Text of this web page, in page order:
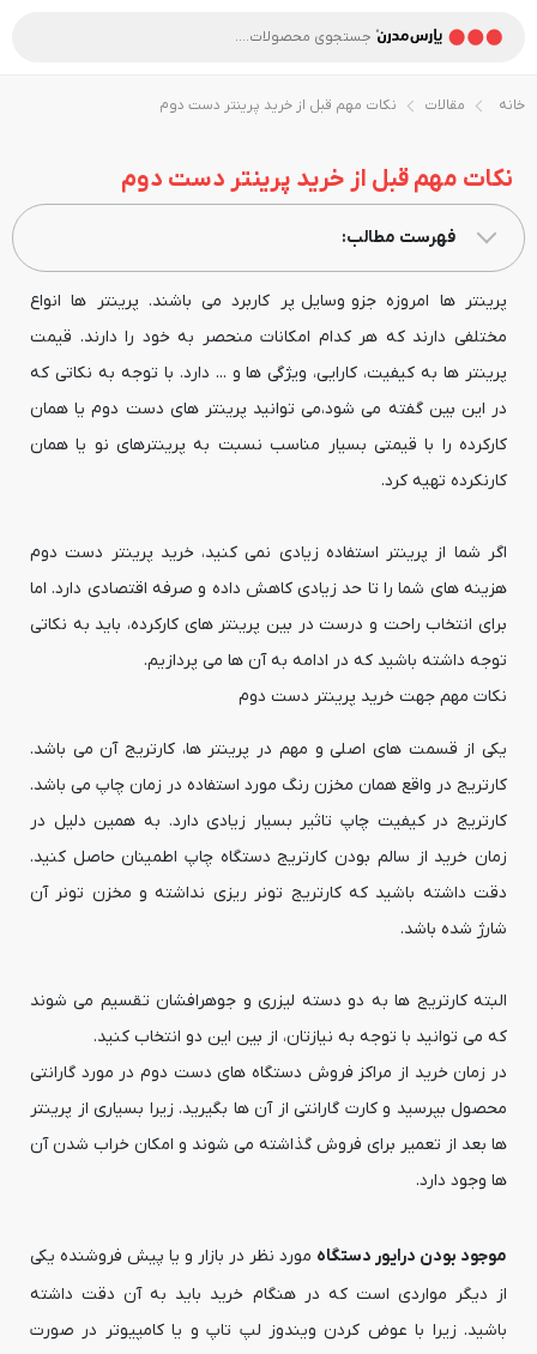
خانه مقالات نکات مهم قبل از خرید پرینتر دست دوم
نکات مهم قبل از خرید پرینتر دست دوم
فهرست مطالب:
پرینتر ها امروزه جزو وسایل پر کاربرد می باشند. پرینتر ها انواع
مختلفی دارند که هر کدام امکانات منحصر به خود را دارند. قیمت
پرینتر ها به کیفیت، کارایی، ویژگی ها و ... دارد. با توجه به نکاتی که
در این بین گفته می شود،می توانید پرینتر های دست دوم یا همان
کارکرده را با قیمتی بسیار مناسب نسبت به پرینترهای نو یا همان
کارنکرده تهیه کرد.
اگر شما از پرینتر استفاده زیادی نمی کنید، خرید پرینتر دست دوم
هزینه های شما را تا حد زیادی کاهش داده و صرفه اقتصادی دارد. اما
برای انتخاب راحت و درست در بین پرینتر های کارکرده، باید به نکاتی
توجه داشته باشید که در ادامه به آن ها می پردازیم.
نکات مهم جهت خرید پرینتر دست دوم
یکی از قسمت های اصلی و مهم در پرینتر ها، کارتریج آن می باشد.
کارتریج در واقع همان مخزن رنگ مورد استفاده در زمان چاپ می باشد.
کارتریج در کیفیت چاپ تاثیر بسیار زیادی دارد. به همین دلیل در
زمان خرید از سالم بودن کارتریج دستگاه چاپ اطمینان حاصل کنید.
دقت داشته باشید که کارتریج تونر ریزی نداشته و مخزن تونر آن
شارژ شده باشد.
البته کارتریج ها به دو دسته لیزری و جوهرافشان تقسیم می شوند
که می توانید با توجه به نیازتان، از بین این دو انتخاب کنید.
در زمان خرید از مراکز فروش دستگاه های دست دوم در مورد گارانتی
محصول بپرسید و کارت گارانتی از آن ها بگیرید. زیرا بسیاری از پرینتر
ها بعد از تعمیر برای فروش گذاشته می شوند و امکان خراب شدن آن
ها وجود دارد.
موجود بودن درایور دستگاه مورد نظر در بازار و یا پیش فروشنده یکی
از دیگر مواردی است که در هنگام خرید باید به آن دقت داشته
باشید. زیرا با عوض کردن ویندوز لپ تاپ و یا کامپیوتر در صورت